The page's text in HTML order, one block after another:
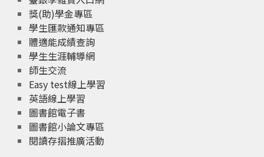
獎(助)學金專區
學生匯款通知專區
體適能成績查詢
學生生涯輔導網
師生交流
Easy test線上學習
英語線上學習
圖書館電子書
圖書館小論文專區
閱讀存摺推廣活動